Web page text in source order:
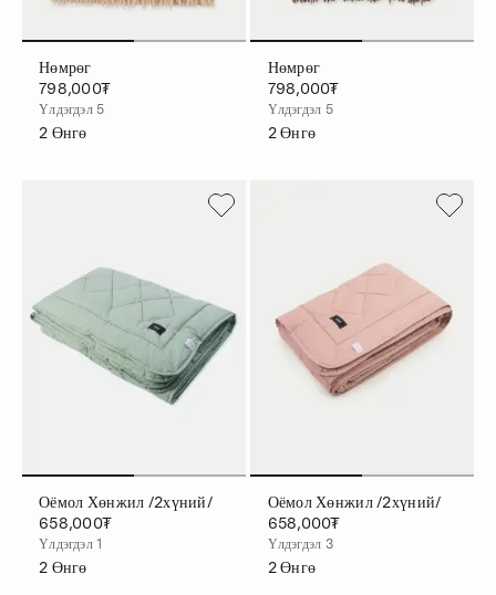
Нөмрөг
798,000₮
Үлдэгдэл 5
2 Өнгө
Нөмрөг
798,000₮
Үлдэгдэл 5
2Өнгө
Оёмол Хөнжил /2хүний/
658,000₮
Үлдэгдэл 1
2 Өнгө
Оёмол Хөнжил /2хүний/
658,000₮
Үлдэгдэл 3
2Өнгө